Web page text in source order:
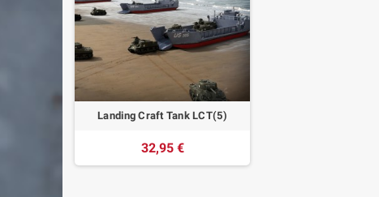
Landing Craft Tank LCT(5)
32,95 €